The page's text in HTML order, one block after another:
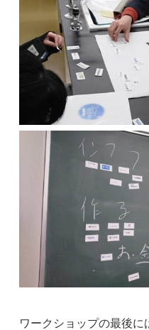
ワークショップの最後に